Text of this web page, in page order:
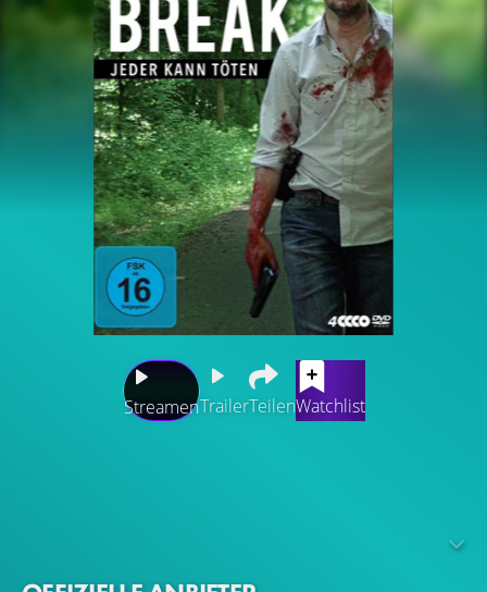
StreamenTrailerTeilenWatchlist
Tochter Camille in seine Heimatstadt zurückgekehrt ist,